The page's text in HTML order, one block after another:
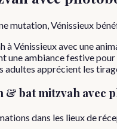
mutation, Vénissieux
Vénissieux avec une
une ambiance festive
adultes apprécient les
& bat mitzvahavec
dans les lieux de